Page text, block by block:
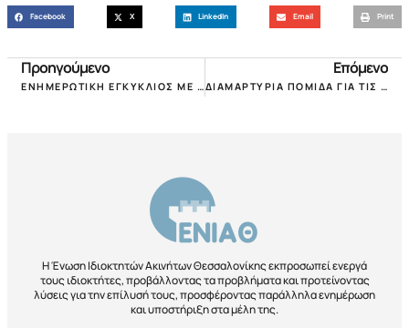
Facebook X LinkedIn Email Print
Προηγούμενο
ΕΝΗΜΕΡΩΤΙΚΗ ΕΓΚΥΚΛΙΟΣ ΜΕ ΟΔΗΓΙΕΣ ΤΗΣ ΠΟΜΙΔΑ ΓΙΑ ΤΙΣ ΠΡΟΑΙΡΕΤΙΚΕΣ ΜΕΙΩΣΕΙΣ ΜΙΣΘΩΜΑΤΩΝ!
Επόμενο
ΔΙΑΜΑΡΤΥΡΙΑ ΠΟΜΙΔΑ ΓΙΑ ΤΙΣ ΝΕΕΣ ΜΕΙΩΣΕΙΣ ΕΝΟΙΚΙΩΝ, ΧΩΡΙΣ ΜΕΤΡΑ ΥΠΕΡ ΤΩΝ ΙΔΙΟΚΤΗΤΩΝ!
Η Ένωση Ιδιοκτητών Ακινήτων Θεσσαλονίκης εκπροσωπεί ενεργά
τους ιδιοκτήτες, προβάλλοντας τα προβλήματα και προτείνοντας
λύσεις για την επίλυσή τους, προσφέροντας παράλληλα ενημέρωση
και υποστήριξη στα μέλη της.